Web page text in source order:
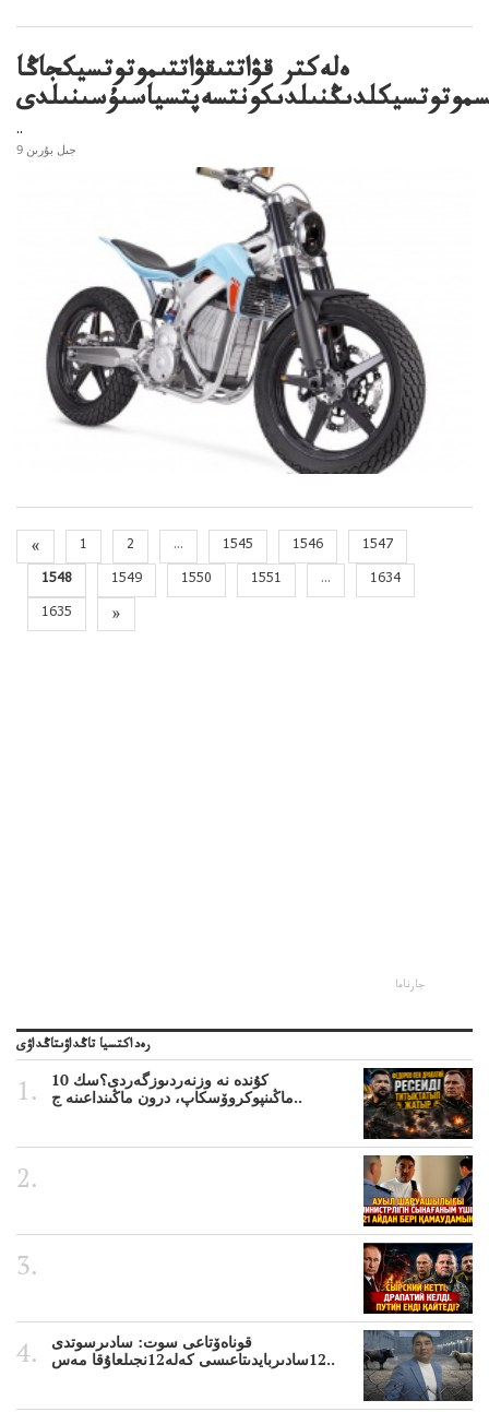
ەلەكتر قۋاتتىقۋاتتىموتوتسيكجاڭا
..
9 جىل بۇرىن
« 1 2 ... 1545 1546
1547
1548
1549 1550 1551 ...
1634
1635
»
جارناما
رەداكتسيا تاڭداۋىتاڭداۋى
10 كۇندە نە وزنەردىوزگەردى؟سك
ماڭىنپوكروۆسكاپ، درون ماڭىنداعىنە ج..
قوناەۆتاعى سوت: سادىرسوتدى
12سادىربايدىتاعىسى كەلە12نجىلعاۇقا مەس..